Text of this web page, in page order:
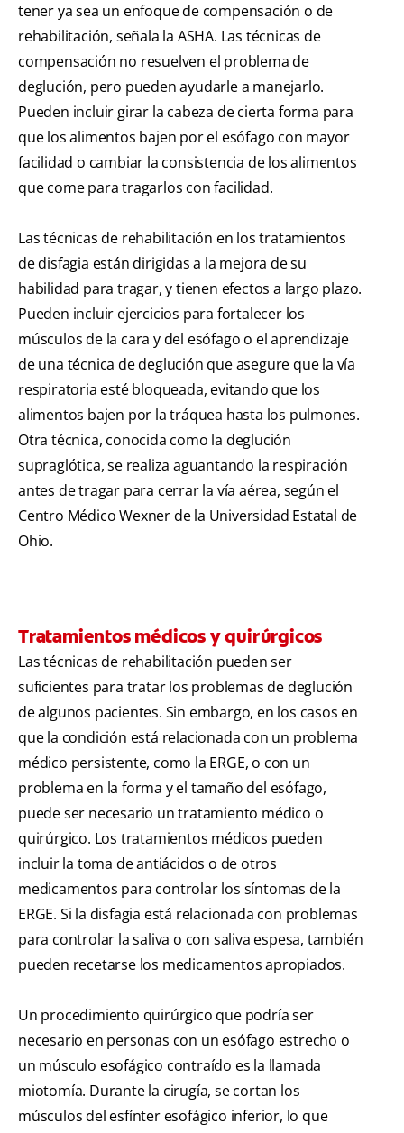
tener ya sea un enfoque de compensación o de
rehabilitación, señala la ASHA. Las técnicas de
compensación no resuelven el problema de
deglución, pero pueden ayudarle a manejarlo.
Pueden incluir girar la cabeza de cierta forma para
que los alimentos bajen por el esófago con mayor
facilidad o cambiar la consistencia de los alimentos
que come para tragarlos con facilidad.
Las técnicas de rehabilitación en los tratamientos
de disfagia están dirigidas a la mejora de su
habilidad para tragar, y tienen efectos a largo plazo.
Pueden incluir ejercicios para fortalecer los
músculos de la cara y del esófago o el aprendizaje
de una técnica de deglución que asegure que la vía
respiratoria esté bloqueada, evitando que los
alimentos bajen por la tráquea hasta los pulmones.
Otra técnica, conocida como la deglución
supraglótica, se realiza aguantando la respiración
antes de tragar para cerrar la vía aérea, según el
Centro Médico Wexner de la Universidad Estatal de
Ohio.
Tratamientos médicos y quirúrgicos
Las técnicas de rehabilitación pueden ser
suficientes para tratar los problemas de deglución
de algunos pacientes. Sin embargo, en los casos en
que la condición está relacionada con un problema
médico persistente, como la ERGE, o con un
problema en la forma y el tamaño del esófago,
puede ser necesario un tratamiento médico o
quirúrgico. Los tratamientos médicos pueden
incluir la toma de antiácidos o de otros
medicamentos para controlar los síntomas de la
ERGE. Si la disfagia está relacionada con problemas
para controlar la saliva o con saliva espesa, también
pueden recetarse los medicamentos apropiados.
Un procedimiento quirúrgico que podría ser
necesario en personas con un esófago estrecho o
un músculo esofágico contraído es la llamada
miotomía. Durante la cirugía, se cortan los
músculos del esfínter esofágico inferior, lo que